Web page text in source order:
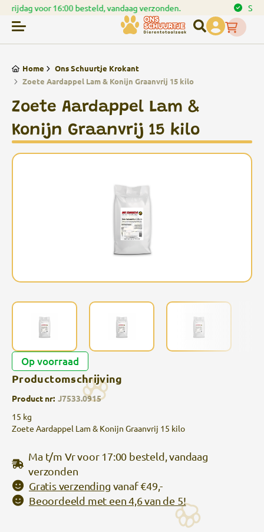
Spaar punten bij uw bestellingen
Home
Ons Schuurtje Krokant
Zoete Aardappel Lam & Konijn Graanvrij 15 kilo
Zoete Aardappel Lam &
Konijn Graanvrij 15 kilo
Op voorraad
Productomschrijving
Product nr: J7533.0915
15 kg
Zoete Aardappel Lam & Konijn Graanvrij 15 kilo
Ma t/m Vr voor 17:00 besteld, vandaag
verzonden
Gratis verzending vanaf €49,-
Beoordeeld met een 4,6 van de 5!